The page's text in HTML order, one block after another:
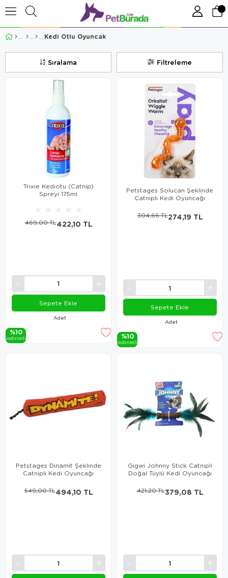
Kedi Otlu Oyuncak
Filtreleme
Sıralama
Trixie Kediotu (Catnip)
Spreyi 175ml
Adet
422,10 TL
469,00 TL
Sepete Ekle
%10
i̇ndi̇ri̇mli̇
Petstages Solucan Şeklinde
Catnipli Kedi Oyuncağı
Adet
274,19 TL
304,66 TL
Sepete Ekle
%10
i̇ndi̇ri̇mli̇
Petstages Dinamit Şeklinde
Catnipli Kedi Oyuncağı
494,10 TL
549,00 TL
Gigwi Johnny Stick Catnipli
Doğal Tüylü Kedi Oyuncağı
379,08 TL
421,20 TL